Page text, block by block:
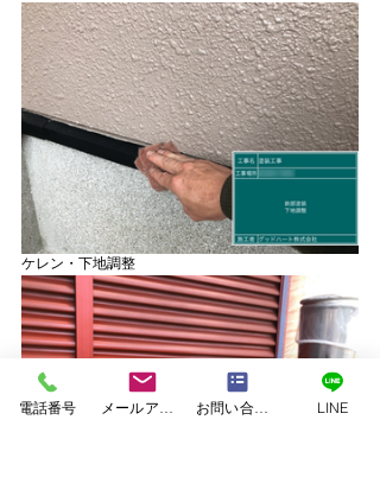
ケレン・下地調整
電話番号 お問い合わせフォーム LINE